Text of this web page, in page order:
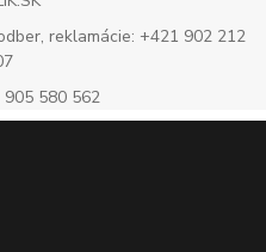
reklamácie: +421 902 212
580 562